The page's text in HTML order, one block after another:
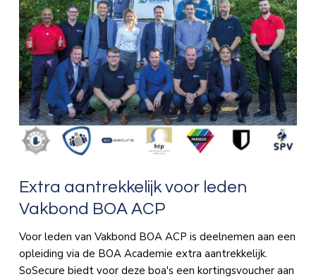
Extra aantrekkelijk voor leden
Vakbond BOA ACP
Voor leden van Vakbond BOA ACP is deelnemen aan een
opleiding via de BOA Academie extra aantrekkelijk.
SoSecure biedt voor deze boa's een kortingsvoucher aan